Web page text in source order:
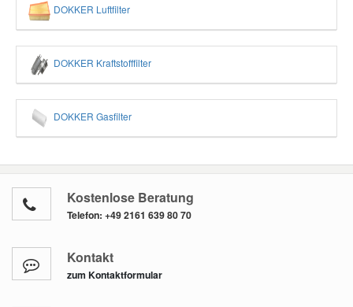
DOKKER Luftfilter
DOKKER Kraftstofffilter
DOKKER Gasfilter
Kostenlose Beratung
Telefon: +49 2161 639 80 70
Kontakt
zum Kontaktformular